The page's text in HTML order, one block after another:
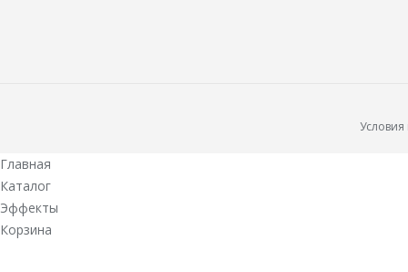
Главная
Каталог
Эффекты
Корзина